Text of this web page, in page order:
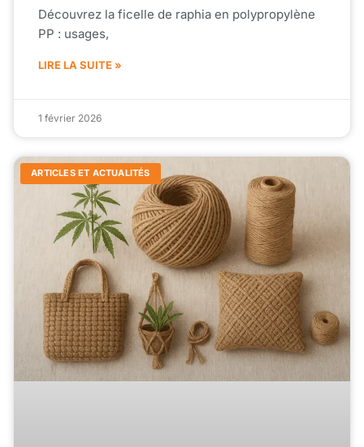
Découvrez la ficelle de raphia en polypropylène
PP : usages,
LIRE LA SUITE »
1 février 2026
ARTICLES ET ACTUALITÉS